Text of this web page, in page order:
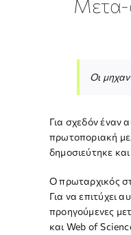
Μετα-
Οι
Για σχεδόν έναν
πρωτοποριακή
δημοσιεύτηκε
Ο πρωταρχικός
Για να επιτύχει
προηγούμενες
και Web of